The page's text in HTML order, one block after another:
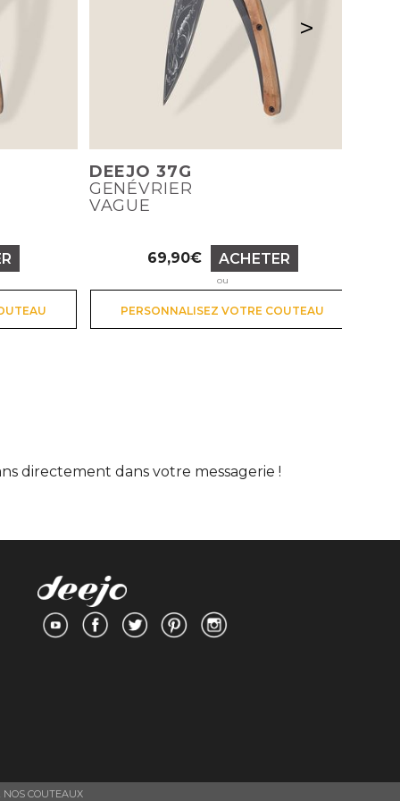
DEEJO 37G
GENÉVRIER
VAGUE
Prix
69,90€ ACHETER
ou
PERSONNALISEZ VOTRE COUTEAU
>
directement dans votre messagerie !
NOS COUTEAUX